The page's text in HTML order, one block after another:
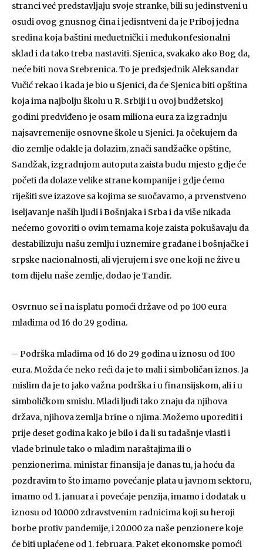
stranci već predstavljaju svoje stranke, bili su jedinstveni u
osudi ovog gnusnog čina i jedisntveni da je Priboj jedna
sredina koja baštini međuetnički i međukonfesionalni
sklad i da tako treba nastaviti. Sjenica, svakako ako Bog da,
neće biti nova Srebrenica. To je predsjednik Aleksandar
Vučić rekao i kada je bio u Sjenici, da će Sjenica biti opština
koja ima najbolju školu u R. Srbiji i u ovoj budžetskoj
godini predviđeno je osam miliona eura za izgradnju
najsavremenije osnovne škole u Sjenici. Ja očekujem da
dio zemlje odakle ja dolazim, znači sandžačke opštine,
Sandžak, izgradnjom autoputa zaista budu mjesto gdje će
početi da dolaze velike strane kompanije i gdje ćemo
riješiti sve izazove sa kojima se suočavamo, a prvenstveno
iseljavanje naših ljudi i Bošnjaka i Srba i da više nikada
nećemo govoriti o ovim temama koje zaista pokušavaju da
destabilizuju našu zemlju i uznemire građane i bošnjačke i
srpske nacionalnosti, ali vjerujem i sve one koji ne žive u
tom dijelu naše zemlje, dodao je Tandir.
Osvrnuo se i na isplatu pomoći države od po 100 eura
mladima od 16 do 29 godina.
– Podrška mladima od 16 do 29 godina u iznosu od 100
eura. Možda će neko reći da je to mali i simboličan iznos. Ja
mislim da je to jako važna podrška i u finansijskom, ali i u
simboličkom smislu. Mladi ljudi tako znaju da njihova
država, njihova zemlja brine o njima. Možemo uporediti i
prije deset godina kako je bilo i da li su tadašnje vlasti i
vlade brinule tako o mladim naraštajima ili o
penzionerima. ministar finansija je danas tu, ja hoću da
pozdravim to što imamo povećanje plata u javnom sektoru,
imamo od 1. januara i povećaje penzija, imamo i dodatak u
iznosu od 10.000 zdravstvenim radnicima koji su heroji
borbe protiv pandemije, i 20.000 za naše penzionere koje
će biti uplaćene od 1. februara. Paket ekonomske pomoći